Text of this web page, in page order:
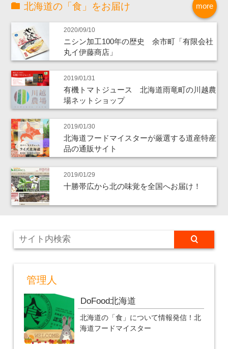
more
北海道の「食」をお届け
2020/09/10
ニシン加工100年の歴史 余市町「有限会社
丸イ伊藤商店」
2019/01/31
有機トマトジュース 北海道雨竜町の川越農
場ネットショップ
2019/01/30
北海道フードマイスターが厳選する道産特産
品の通販サイト
2019/01/29
十勝帯広から北の味覚を全国へお届け！
管理人
DoFood北海道
北海道の「食」について情報発信！北
海道フードマイスター